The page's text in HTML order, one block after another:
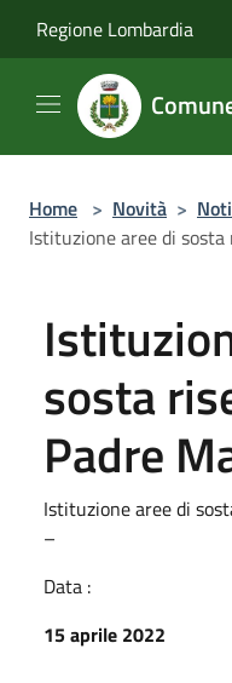
Regione Lombardia
Home > Novità >
Istituzione aree di
sosta
Padre
Istituzione aree di
–
Data :
15 aprile 2022